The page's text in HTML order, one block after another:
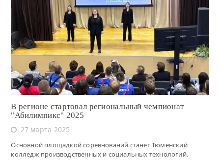
Читать
В регионе стартовал региональный чемпионат
"Абилимпикс" 2025
27 марта 2025
Основной площадкой соревнований станет Тюменский
колледж производственных и социальных технологий.